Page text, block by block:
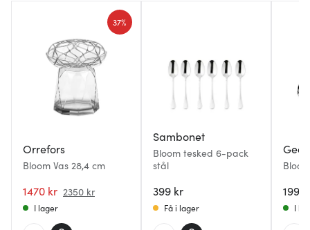
Orrefors
Bloom Vas 28,4 cm
1470 kr 2350 kr
37%
I lager
Sambonet
Bloom tesked 6-pack
stål
399 kr
Få i lager
1999
I